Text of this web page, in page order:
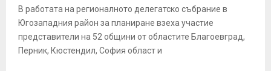
В работата на регионалното делегатско събрание в
Югозападния район за планиране взеха участие
представители на 52 общини от областите Благоевград,
Перник, Кюстендил, София област и